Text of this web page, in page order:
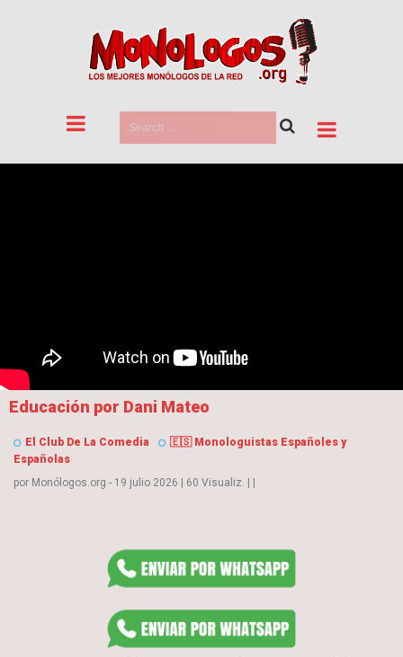
Educación por Dani Mateo
El Club De La Comedia
🇪🇸 Monologuistas Españoles y
Españolas
por Monólogos.org - 19 julio 2026 | 60 Visualiz. | |